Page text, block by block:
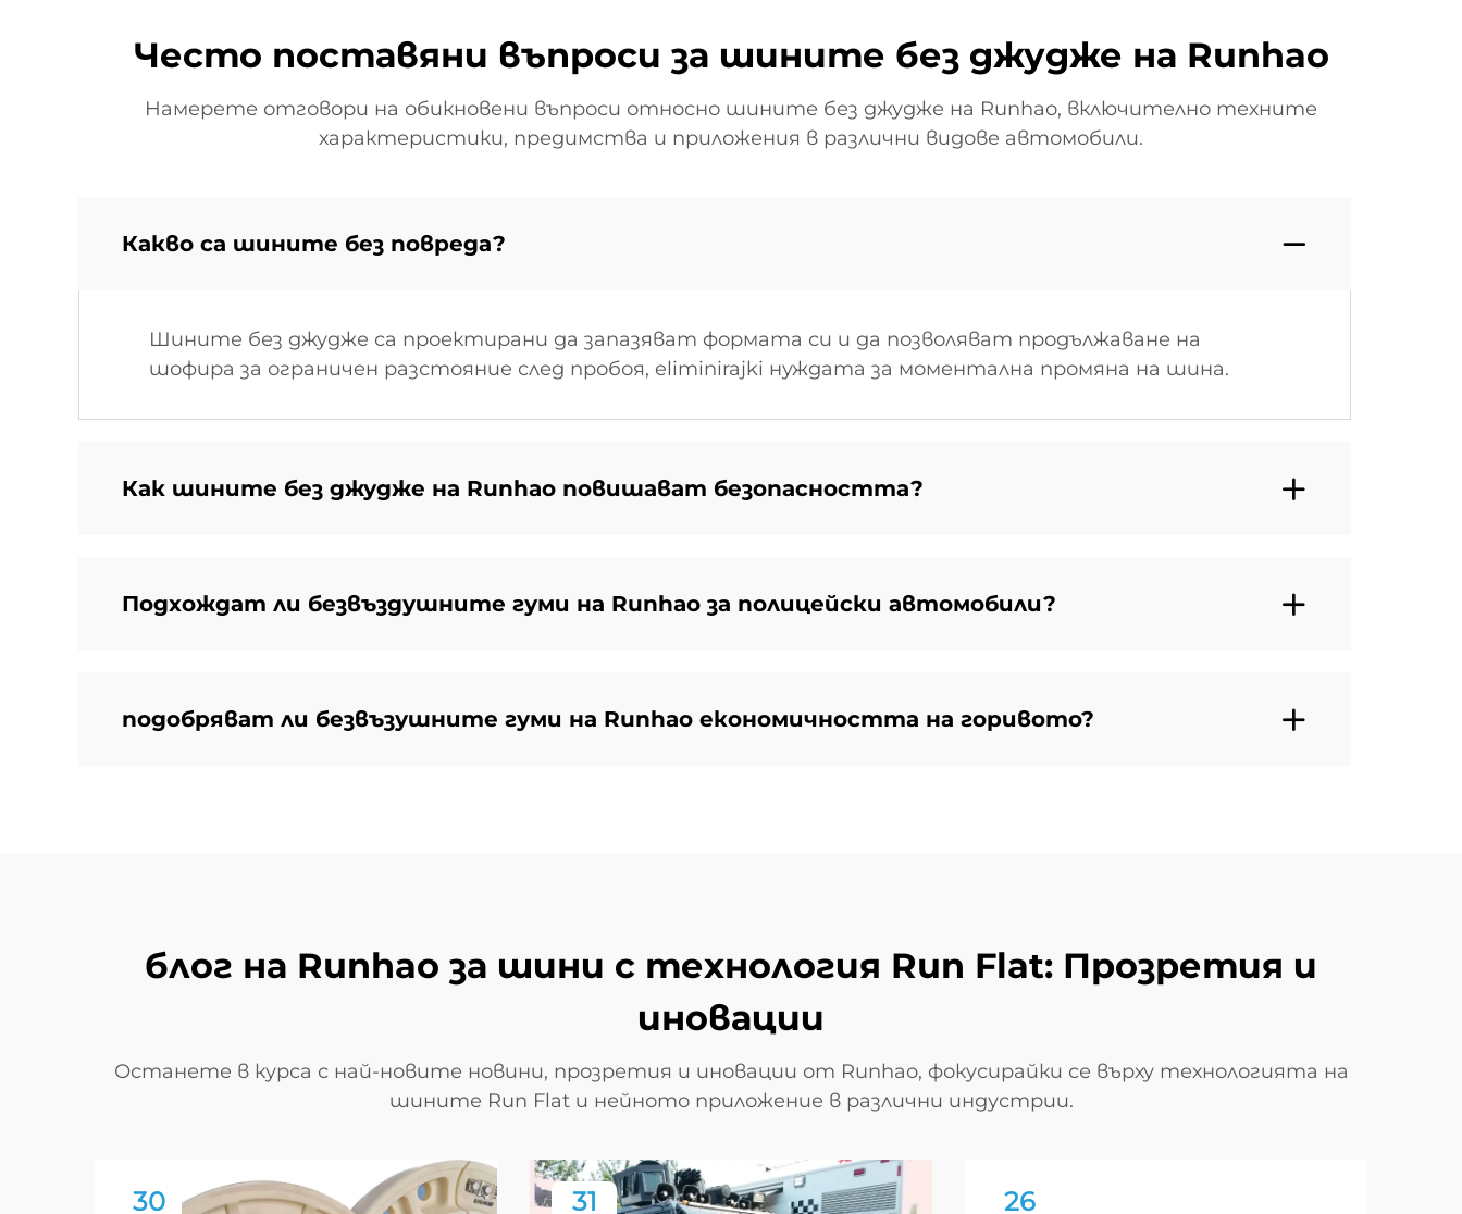
Често поставяни въпроси за шините без джудже на Runhao
Намерете отговори на обикновени въпроси относно шините без джудже на Runhao, включително техните
характеристики, предимства и приложения в различни видове автомобили.
Какво са шините без повреда?
Шините без джудже са проектирани да запазяват формата си и да позволяват продължаване на
шофира за ограничен разстояние след пробоя, eliminirajki нуждата за моментална промяна на шина.
Как шините без джудже на Runhao повишават безопасността?
Подхождат ли безвъздушните гуми на Runhao за полицейски автомобили?
подобряват ли безвъзушните гуми на Runhao економичността на горивото?
блог на Runhao за шини с технология Run Flat: Прозретия и
иновации
Останете в курса с най-новите новини, прозретия и иновации от Runhao, фокусирайки се върху технологията на
шините Run Flat и нейното приложение в различни индустрии.
30 31 26